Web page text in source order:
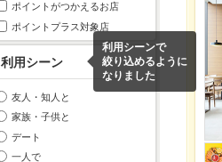
ポイントがつかえるお店
ポイントプラス対象店
利用シーン
利用シーンで
絞り込めるように
なりました
友人・知人と
家族・子供と
デート
一人で